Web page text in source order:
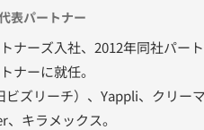
表パートナー
ナーズ入社、2012年同社パー
ナーに就任。
ズリーチ）、Yappli、クリー
キラメックス。